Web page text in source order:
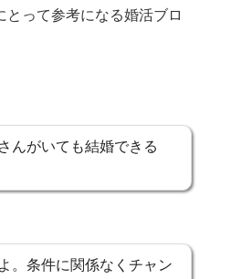
とって参考になる婚活ブロ
んがいても結婚できる
。条件に関係なくチャン